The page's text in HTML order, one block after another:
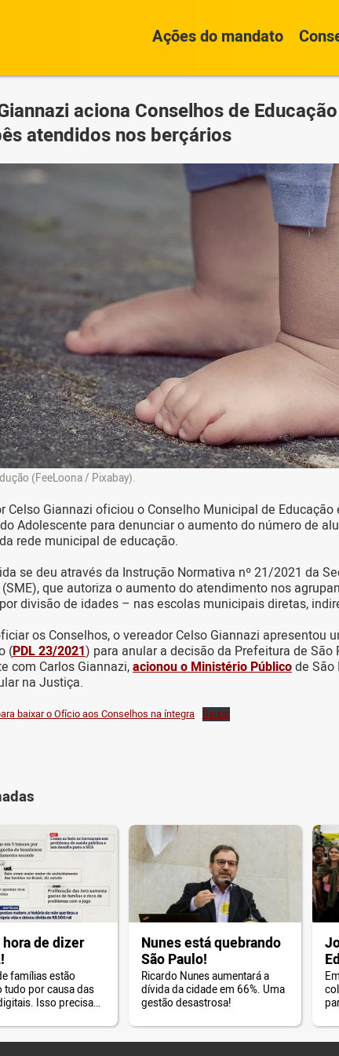
Ações do mandato
aciona Conselhos de
atendidos nos berçários
(FeeLoona / Pixabay).
Celso Giannazi oficiou o Conselho Municipal de
Adolescente para denunciar o aumento do número de
rede municipal de educação.
se deu através da Instrução Normativa nº 21/2021 da
que autoriza o aumento do atendimento nos
divisão de idades – nas escolas municipais diretas,
os Conselhos, o vereador Celso Giannazi apresentou
(PDL 23/2021) para anular a decisão da Prefeitura de São
com Carlos Giannazi,acionou o Ministério Públicode São
na Justiça.
baixar o Ofício aos Conselhos na íntegra Baixar
de dizer
famílias estão
tudo por causa das
Isso precisa
Nunes está quebrando
São Paulo!
Ricardo Nunes aumentará a
dívida da cidade em 66%. Uma
gestão desastrosa!